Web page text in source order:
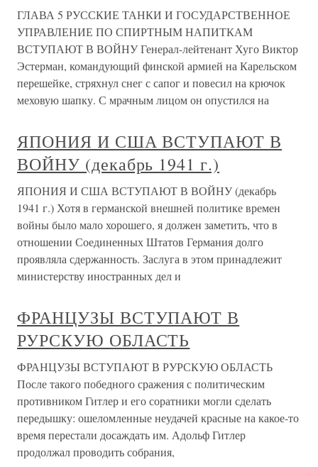
ГЛАВА 5 РУССКИЕ ТАНКИ И ГОСУДАРСТВЕННОЕ
УПРАВЛЕНИЕ ПО СПИРТНЫМ НАПИТКАМ
ВСТУПАЮТ В ВОЙНУ Генерал-лейтенант Хуго Виктор
Эстерман, командующий финской армией на Карельском
перешейке, стряхнул снег с сапог и повесил на крючок
меховую шапку. С мрачным лицом он опустился на
ЯПОНИЯ И США ВСТУПАЮТ В
ВОЙНУ (декабрь 1941 г.)
ЯПОНИЯ И США ВСТУПАЮТ В ВОЙНУ (декабрь
1941 г.) Хотя в германской внешней политике времен
войны было мало хорошего, я должен заметить, что в
отношении Соединенных Штатов Германия долго
проявляла сдержанность. Заслуга в этом принадлежит
министерству иностранных дел и
ФРАНЦУЗЫ ВСТУПАЮТ В
РУРСКУЮ ОБЛАСТЬ
ФРАНЦУЗЫ ВСТУПАЮТ В РУРСКУЮ ОБЛАСТЬ
После такого победного сражения с политическим
противником Гитлер и его соратники могли сделать
передышку: ошеломленные неудачей красные на какое-то
время перестали досаждать им. Адольф Гитлер
продолжал проводить собрания,